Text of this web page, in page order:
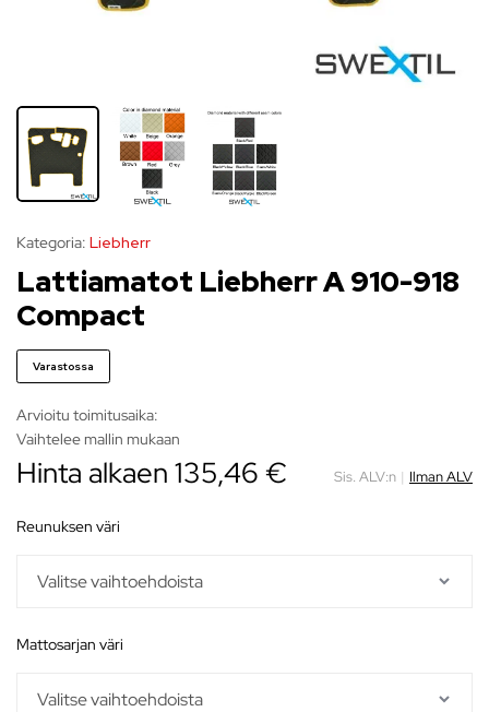
Kategoria: Liebherr
Lattiamatot Liebherr A 910-918
Compact
Varastossa
Arvioitu toimitusaika:
Vaihtelee mallin mukaan
Hinta alkaen 135,46 € Sis. ALV:n | Ilman ALV
reunuksen väri
mattosarjan väri